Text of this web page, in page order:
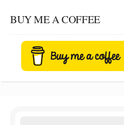
BUY ME A COFFEE